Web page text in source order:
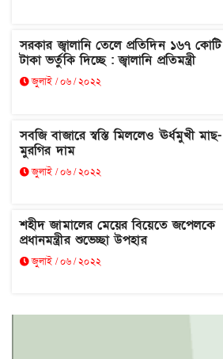
সরকার জ্বালানি তেলে প্রতিদিন ১৬৭ কোটি
টাকা ভর্তুকি দিচ্ছে : জ্বালানি প্রতিমন্ত্রী
জুলাই / ০৬ / ২০২২
সবজি বাজারে স্বস্তি মিললেও ঊর্ধমুখী মাছ-
মুরগির দাম
জুলাই / ০৬ / ২০২২
শহীদ জামালের মেয়ের বিয়েতে জপেলকে
প্রধানমন্ত্রীর শুভেচ্ছা উপহার
জুলাই / ০৬ / ২০২২